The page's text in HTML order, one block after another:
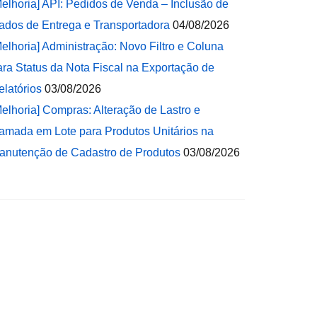
API: Pedidos de Venda – Inclusão de
de Entrega e Transportadora 04/08/2026
Administração: Novo Filtro e Coluna
Status da Nota Fiscal na Exportação de
03/08/2026
Compras: Alteração de Lastro e
em Lote para Produtos Unitários na
de Cadastro de Produtos 03/08/2026